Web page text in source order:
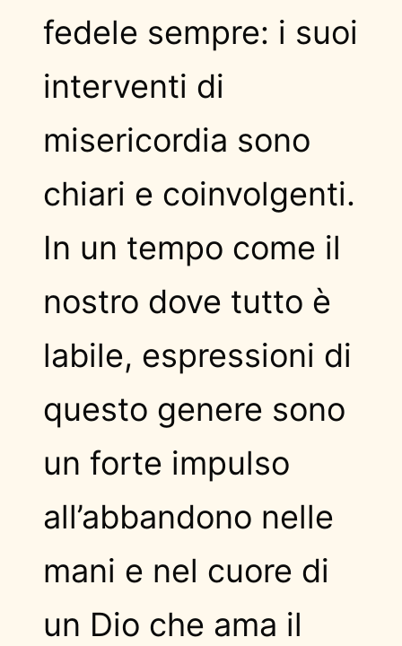
fedele sempre: i suoi
interventi di
misericordia sono
chiari e coinvolgenti.
In un tempo come il
nostro dove tutto è
labile, espressioni di
questo genere sono
un forte impulso
all’abbandono nelle
mani e nel cuore di
un Dio che ama il